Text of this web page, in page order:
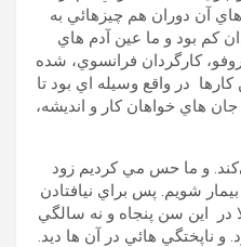
آن دوران هم چيزهائي به
كم بود و ما عين آدم هاي
از فرانسوا تروفو، كارگردان فرانسوي، شده
در واقع وسيله اي بود تا
هاي خواهان كار و انديشه،
و ما حس مي كرديم زود
شويم. پس براي نيافتادن
در اين سن پنجاه و نه سالگي
و ناپختگي هائي در آن ها ديد.